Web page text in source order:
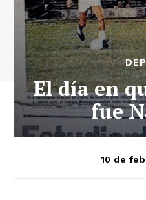
El día en
fue
10 de